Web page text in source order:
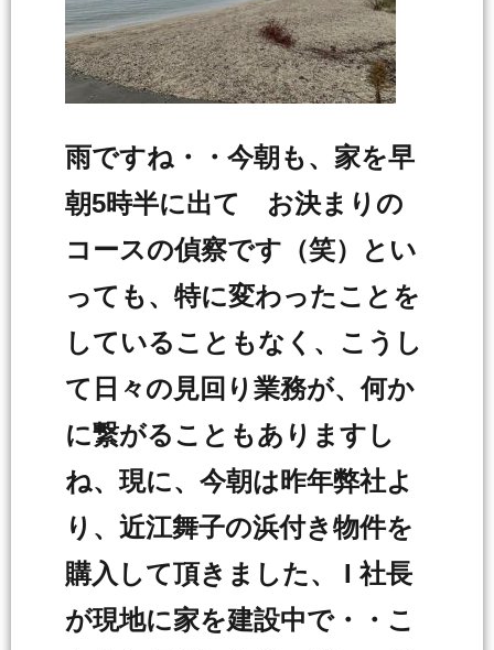
雨ですね・・今朝も、家を早
朝5時半に出て お決まりの
コースの偵察です（笑）とい
っても、特に変わったことを
していることもなく、こうし
て日々の見回り業務が、何か
に繋がることもありますし
ね、現に、今朝は昨年弊社よ
り、近江舞子の浜付き物件を
購入して頂きました、 I 社長
が現地に家を建設中で・・こ